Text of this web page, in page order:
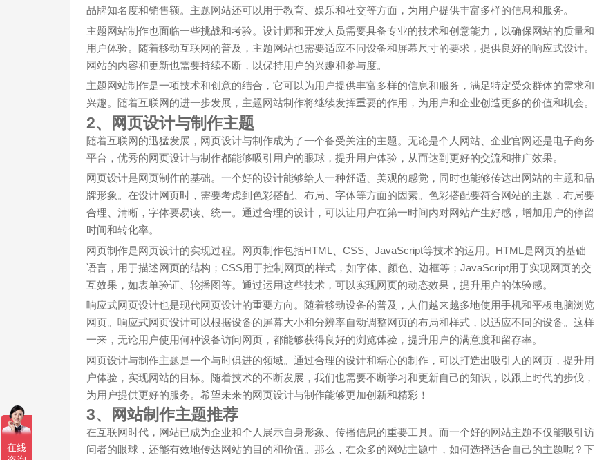
品牌知名度和销售额。主题网站还可以用于教育、娱乐和社交等方面，为用户提供丰富多样的信息和服务。
主题网站制作也面临一些挑战和考验。设计师和开发人员需要具备专业的技术和创意能力，以确保网站的质量和
用户体验。随着移动互联网的普及，主题网站也需要适应不同设备和屏幕尺寸的要求，提供良好的响应式设计。
网站的内容和更新也需要持续不断，以保持用户的兴趣和参与度。
主题网站制作是一项技术和创意的结合，它可以为用户提供丰富多样的信息和服务，满足特定受众群体的需求和
兴趣。随着互联网的进一步发展，主题网站制作将继续发挥重要的作用，为用户和企业创造更多的价值和机会。
2、网页设计与制作主题
随着互联网的迅猛发展，网页设计与制作成为了一个备受关注的主题。无论是个人网站、企业官网还是电子商务
平台，优秀的网页设计与制作都能够吸引用户的眼球，提升用户体验，从而达到更好的交流和推广效果。
网页设计是网页制作的基础。一个好的设计能够给人一种舒适、美观的感觉，同时也能够传达出网站的主题和品
牌形象。在设计网页时，需要考虑到色彩搭配、布局、字体等方面的因素。色彩搭配要符合网站的主题，布局要
合理、清晰，字体要易读、统一。通过合理的设计，可以让用户在第一时间内对网站产生好感，增加用户的停留
时间和转化率。
网页制作是网页设计的实现过程。网页制作包括HTML、CSS、JavaScript等技术的运用。HTML是网页的基础
语言，用于描述网页的结构；CSS用于控制网页的样式，如字体、颜色、边框等；JavaScript用于实现网页的交
互效果，如表单验证、轮播图等。通过运用这些技术，可以实现网页的动态效果，提升用户的体验感。
响应式网页设计也是现代网页设计的重要方向。随着移动设备的普及，人们越来越多地使用手机和平板电脑浏览
网页。响应式网页设计可以根据设备的屏幕大小和分辨率自动调整网页的布局和样式，以适应不同的设备。这样
一来，无论用户使用何种设备访问网页，都能够获得良好的浏览体验，提升用户的满意度和留存率。
网页设计与制作主题是一个与时俱进的领域。通过合理的设计和精心的制作，可以打造出吸引人的网页，提升用
户体验，实现网站的目标。随着技术的不断发展，我们也需要不断学习和更新自己的知识，以跟上时代的步伐，
为用户提供更好的服务。希望未来的网页设计与制作能够更加创新和精彩！
3、网站制作主题推荐
在互联网时代，网站已成为企业和个人展示自身形象、传播信息的重要工具。而一个好的网站主题不仅能吸引访
问者的眼球，还能有效地传达网站的目的和价值。那么，在众多的网站主题中，如何选择适合自己的主题呢？下